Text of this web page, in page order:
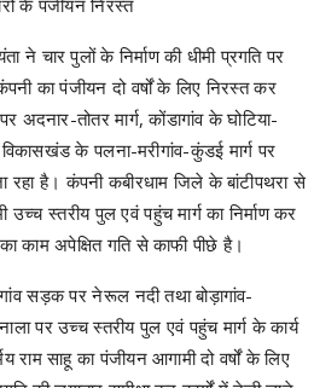
के पंजीयन निरस्त
ने चार पुलों के निर्माण की धीमी प्रगति पर
का पंजीयन दो वर्षों के लिए निरस्त कर
अदनार-तोतर मार्ग, कोंडागांव के घोटिया-
के पलना-मरीगांव-कुंडई मार्ग पर
रहा है। कंपनी कबीरधाम जिले के बांटीपथरा से
स्तरीय पुल एवं पहुंच मार्ग का निर्माण कर
काम अपेक्षित गति से काफी पीछे है।
सड़क पर नेरूल नदी तथा बोड़ागांव-
पर उच्च स्तरीय पुल एवं पहुंच मार्ग के कार्य
राम साहू का पंजीयन आगामी दो वर्षों के लिए